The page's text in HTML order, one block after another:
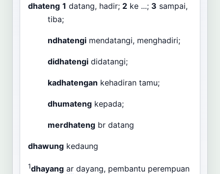
dhateng 1 datang, hadir; 2 ke ...; 3 sampai,
tiba;
ndhatengi mendatangi, menghadiri;
didhatengi didatangi;
kadhatengan kehadiran tamu;
dhumateng kepada;
merdhateng br datang
dhawung kedaung
1dhayang ar dayang, pembantu perempuan